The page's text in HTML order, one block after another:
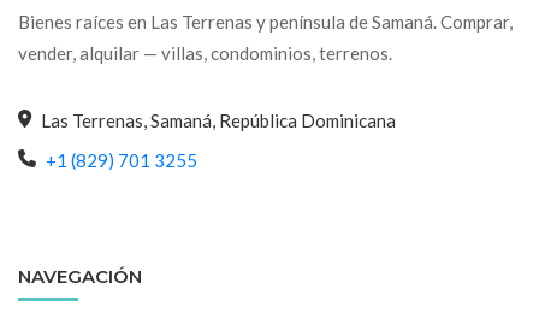
Bienes raíces en Las Terrenas y península de Samaná. Comprar,
vender, alquilar — villas, condominios, terrenos.
Las Terrenas, Samaná, República Dominicana
+1 (829) 701 3255
NAVEGACIÓN